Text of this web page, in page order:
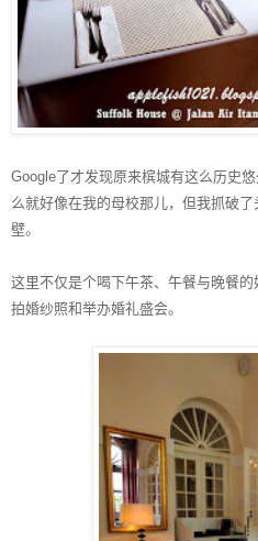
Google了才发现原来槟城有这么历史
么就好像在我的母校那儿，但我抓破
壁。
这里不仅是个喝下午茶、午餐与晚餐
拍婚纱照和举办婚礼盛会。